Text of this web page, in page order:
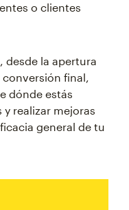
o clientes
desde la apertura
final,
dónde estás
realizar mejoras
general de tu